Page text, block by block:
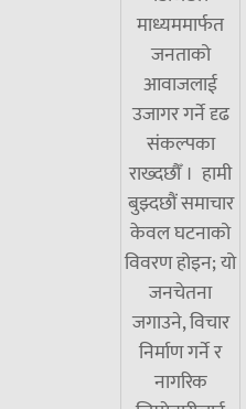
माध्यममार्फत
जनताको
आवाजलाई
उजागर गर्ने दृढ
संकल्पका
राख्दछौँ । हामी
बुझ्दछौं समाचार
केवल घटनाको
विवरण होइन; यो
जनचेतना
जगाउने, विचार
निर्माण गर्ने र
नागरिक